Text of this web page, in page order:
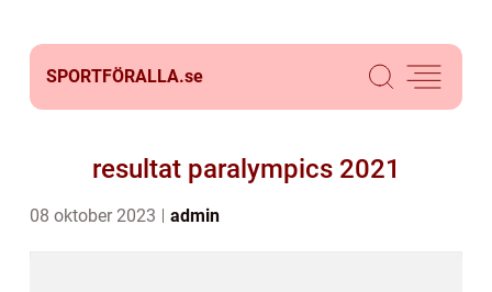
SPORTFÖRALLA.se
resultat paralympics 2021
08 oktober 2023 admin